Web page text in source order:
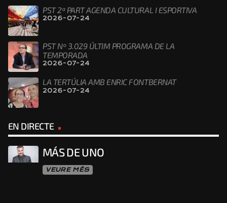
PST 2ª PART AGENDA CULTURAL I ESPORTIVA
2026-07-24
PST Nº 3.029 ÚLTIM PROGRAMA DE LA
TEMPORADA
2026-07-24
LA TERTÚLIA AMB ENRIC FONTBERNAT
2026-07-24
EN DIRECTE
MÁS DE UNO
VEURE MÉS